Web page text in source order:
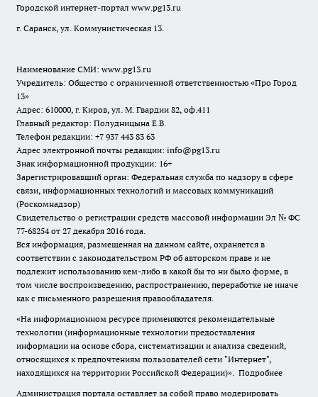
Городской интернет-портал www.pg13.ru
г. Саранск, ул. Коммунистическая 13.
Наименование СМИ: www.pg13.ru
Учредитель: Общество с ограниченной ответственностью «Про Город
13»
Адрес: 610000, г. Киров, ул. М. Гвардии 82, оф.411
Главный редактор: Полудницына Е.В.
Телефон редакции: +7 937 443 83 63
Адрес электронной почты редакции: info@pg13.ru
Знак информационной продукции: 16+
Зарегистрировавший орган: Федеральная служба по надзору в сфере
связи, информационных технологий и массовых коммуникаций
(Роскомнадзор)
Свидетельство о регистрации средств массовой информации Эл № ФС
77-68254 от 27 декабря 2016 года.
Вся информация, размещенная на данном сайте, охраняется в
соответствии с законодательством РФ об авторском праве и не
подлежит использованию кем-либо в какой бы то ни было форме, в
том числе воспроизведению, распространению, переработке не иначе
как с письменного разрешения правообладателя.
«На информационном ресурсе применяются рекомендательные
технологии (информационные технологии предоставления
информации на основе сбора, систематизации и анализа сведений,
относящихся к предпочтениям пользователей сети "Интернет",
находящихся на территории Российской Федерации)». Подробнее
Администрация портала оставляет за собой право модерировать